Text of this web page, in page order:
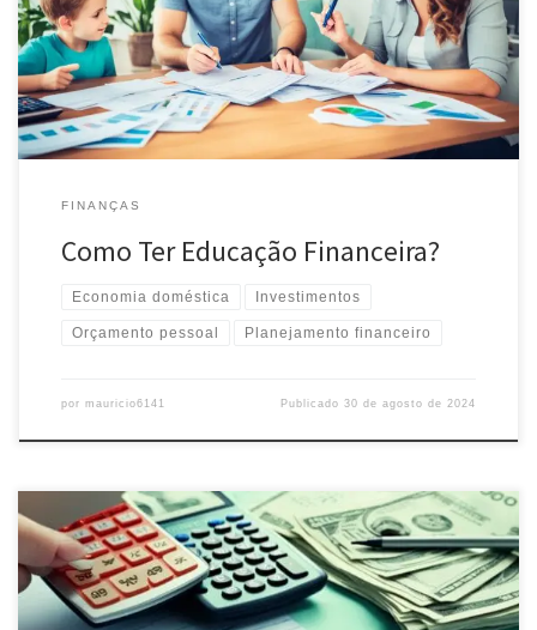
futuro financeiro de forma inteligente.
FINANÇAS
Como Ter Educação Financeira?
Economia doméstica Investimentos
Orçamento pessoal Planejamento financeiro
por mauricio6141 Publicado30 de agosto de 2024
Aprenda a criar um orçamento pessoal eficiente e tome controle